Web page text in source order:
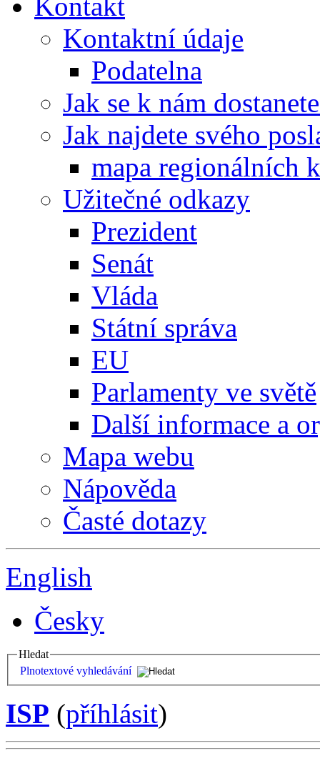
Kontaktní údaje
Podatelna
Jak se k nám
Jak najdete svého
mapa regionálních
Užitečné odkazy
Prezident
Senát
Vláda
Státní správa
EU
Parlamenty ve světě
Další informace a
Mapa webu
Nápověda
Časté dotazy
English
Česky
Hledat
Plnotextové vyhledávání
ISP (příhlásit)